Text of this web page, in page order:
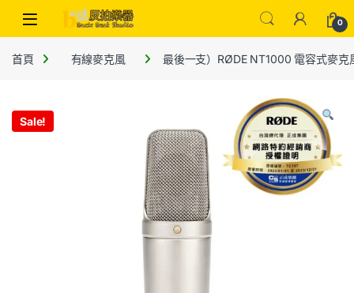
0
首頁 有線麥克風 最後一支）RØDE NT1000 電容式麥克
Sale!